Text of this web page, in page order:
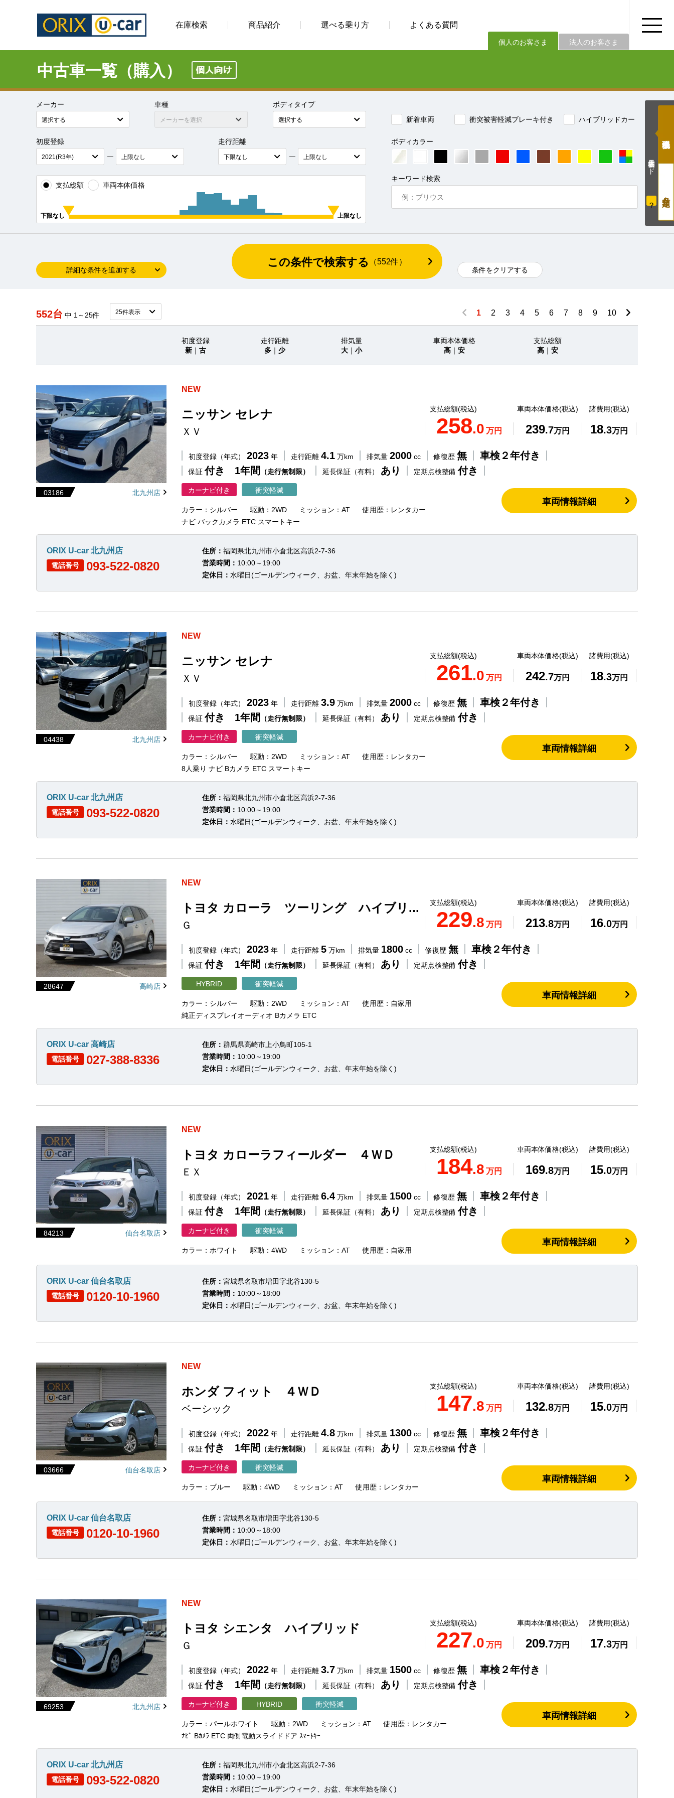
在庫検索 商品紹介 選べる乗り方 よくある質問
個人のお客さま 法人のお客さま
中古車一覧（購入）
メーカー 車種
ボディタイプ
新着車両
衝突被害軽減ブレーキ付き ハイブリッドカー
初度登録
―
走行距離
―
ボディカラー
支払総額 車両本体価格
下限なし 上限なし
キーワード検索
詳細な条件を追加する
この条件で検索する （552件）
条件をクリアする
552台 中 1～25件 1 2 3 4 5 6 7 8 9 10
初度登録
新 ｜ 古
走行距離
多 ｜ 少
排気量
大 ｜ 小
車両本体価格
高 ｜ 安
支払総額
高 ｜ 安
03186 北九州店
NEW
ニッサン セレナ
ＸＶ
支払総額(税込)
258.0 万円
車両本体価格(税込)
239.7万円
諸費用(税込)
18.3万円
初度登録（年式） 2023 年 走行距離 4.1 万km 排気量 2000 cc 修復歴 無 車検２年付き
保証付き 1年間 （走行無制限） 延長保証（有料） あり 定期点検整備付き
カーナビ付き 衝突軽減
カラー：シルバー 駆動：2WD ミッション：AT
使用歴：レンタカー
ナビ バックカメラ ETC スマートキー
車両情報詳細
ORIX U-car 北九州店
電話番号 093-522-0820
住所： 福岡県北九州市小倉北区高浜2-7-36
営業時間： 10:00～19:00
定休日： 水曜日(ゴールデンウィーク、お盆、年末年始を除く)
04438 北九州店
NEW
ニッサン セレナ
ＸＶ
支払総額(税込)
261.0 万円
車両本体価格(税込)
242.7万円
諸費用(税込)
18.3万円
初度登録（年式） 2023 年 走行距離 3.9 万km 排気量 2000 cc 修復歴 無 車検２年付き
保証付き 1年間 （走行無制限） 延長保証（有料） あり 定期点検整備付き
カーナビ付き 衝突軽減
カラー：シルバー 駆動：2WD ミッション：AT
使用歴：レンタカー
8人乗り ナビ Bカメラ ETC スマートキー
車両情報詳細
ORIX U-car 北九州店
電話番号 093-522-0820
住所： 福岡県北九州市小倉北区高浜2-7-36
営業時間： 10:00～19:00
定休日： 水曜日(ゴールデンウィーク、お盆、年末年始を除く)
28647 高崎店
NEW
トヨタ カローラ ツーリング ハイブリ...
Ｇ
支払総額(税込)
229.8 万円
車両本体価格(税込)
213.8万円
諸費用(税込)
16.0万円
初度登録（年式） 2023 年 走行距離 5 万km 排気量 1800 cc 修復歴 無 車検２年付き
保証付き 1年間 （走行無制限） 延長保証（有料） あり 定期点検整備付き
HYBRID 衝突軽減
カラー：シルバー 駆動：2WD ミッション：AT
使用歴：自家用
純正ディスプレイオーディオ Bカメラ ETC
車両情報詳細
ORIX U-car 高崎店
電話番号 027-388-8336
住所： 群馬県高崎市上小鳥町105-1
営業時間： 10:00～19:00
定休日： 水曜日(ゴールデンウィーク、お盆、年末年始を除く)
84213 仙台名取店
NEW
トヨタ カローラフィールダー ４ＷＤ
ＥＸ
支払総額(税込)
184.8 万円
車両本体価格(税込)
169.8万円
諸費用(税込)
15.0万円
初度登録（年式） 2021 年 走行距離 6.4 万km 排気量 1500 cc 修復歴 無 車検２年付き
保証付き 1年間 （走行無制限） 延長保証（有料） あり 定期点検整備付き
カーナビ付き 衝突軽減
カラー：ホワイト 駆動：4WD ミッション：AT 使用歴：自家用
車両情報詳細
ORIX U-car 仙台名取店
電話番号 0120-10-1960
住所： 宮城県名取市増田字北谷130-5
営業時間： 10:00～18:00
定休日： 水曜日(ゴールデンウィーク、お盆、年末年始を除く)
03666 仙台名取店
NEW
ホンダ フィット ４ＷＤ
ベーシック
支払総額(税込)
147.8 万円
車両本体価格(税込)
132.8万円
諸費用(税込)
15.0万円
初度登録（年式） 2022 年 走行距離 4.8 万km 排気量 1300 cc 修復歴 無 車検２年付き
保証付き 1年間 （走行無制限） 延長保証（有料） あり 定期点検整備付き
カーナビ付き 衝突軽減
カラー：ブルー 駆動：4WD ミッション：AT 使用歴：レンタカー
車両情報詳細
ORIX U-car 仙台名取店
電話番号 0120-10-1960
住所： 宮城県名取市増田字北谷130-5
営業時間： 10:00～18:00
定休日： 水曜日(ゴールデンウィーク、お盆、年末年始を除く)
69253 北九州店
NEW
トヨタ シエンタ ハイブリッド
Ｇ
支払総額(税込)
227.0 万円
車両本体価格(税込)
209.7万円
諸費用(税込)
17.3万円
初度登録（年式） 2022 年 走行距離 3.7 万km 排気量 1500 cc 修復歴 無 車検２年付き
保証付き 1年間 （走行無制限） 延長保証（有料） あり 定期点検整備付き
カーナビ付き HYBRID 衝突軽減
カラー：パールホワイト 駆動：2WD ミッション：AT
使用歴：レンタカー
ﾅﾋﾞ Bｶﾒﾗ ETC 両側電動スライドドア ｽﾏｰﾄｷｰ
車両情報詳細
ORIX U-car 北九州店
電話番号 093-522-0820
住所： 福岡県北九州市小倉北区高浜2-7-36
営業時間： 10:00～19:00
定休日： 水曜日(ゴールデンウィーク、お盆、年末年始を除く)
価格表示モード
？